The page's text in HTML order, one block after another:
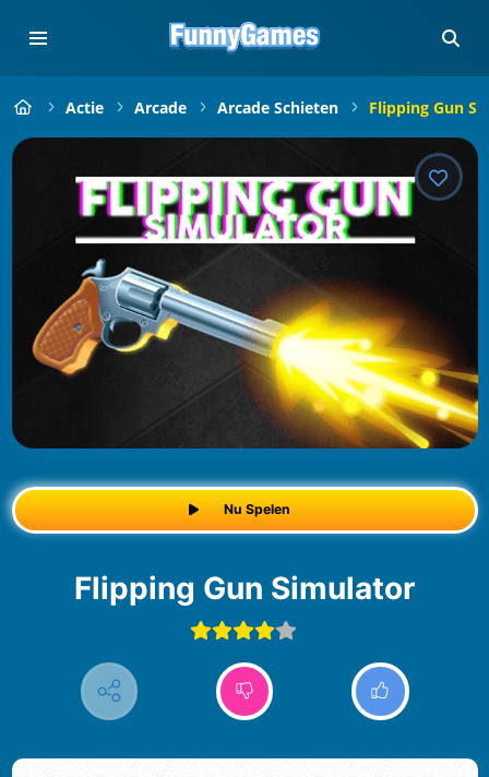
Actie Arcade Arcade Schieten Flipping Gun
Nu Spelen
Flipping Gun Simulator